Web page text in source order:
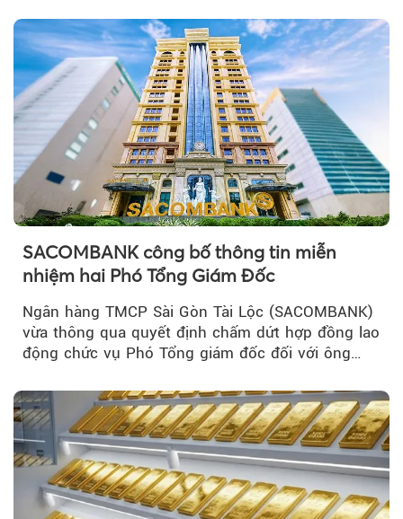
SACOMBANK công bố thông tin miễn
nhiệm hai Phó Tổng Giám Đốc
Ngân hàng TMCP Sài Gòn Tài Lộc (SACOMBANK)
vừa thông qua quyết định chấm dứt hợp đồng lao
động chức vụ Phó Tổng giám đốc đối với ông